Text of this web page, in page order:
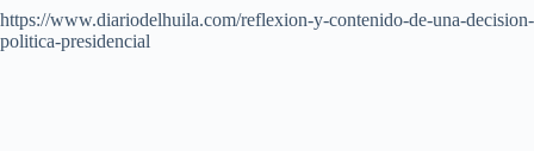
https://www.diariodelhuila.com/reflexion-y-contenido-de-una-decision-
politica-presidencial